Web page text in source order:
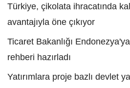
Türkiye, çikolata ihracatında
avantajıyla öne çıkıyor
Ticaret Bakanlığı
rehberi hazırladı
Yatırımlara proje bazlı devlet